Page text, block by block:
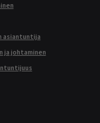
asiantuntija
ja johtaminen